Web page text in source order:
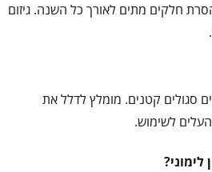
חלקים מתים לאורך כל השנה. גיזום
סגולים קטנים. מומלץ לדלל את
לשימוש.
לימוני?